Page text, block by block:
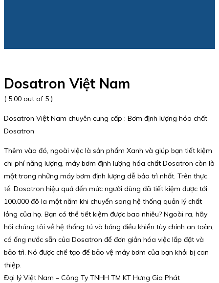
Dosatron Việt Nam
( 5.00 out of 5 )
Dosatron Việt Nam chuyên cung cấp : Bơm định lượng hóa chất
Dosatron
Thêm vào đó, ngoài việc là sản phẩm Xanh và giúp bạn tiết kiệm
chi phí năng lượng, máy bơm định lượng hóa chất Dosatron còn là
một trong những máy bơm định lượng dễ bảo trì nhất. Trên thực
tế, Dosatron hiệu quả đến mức người dùng đã tiết kiệm được tới
100.000 đô la một năm khi chuyển sang hệ thống quản lý chất
lỏng của họ. Bạn có thể tiết kiệm được bao nhiêu? Ngoài ra, hãy
hỏi chúng tôi về hệ thống tủ và bảng điều khiển tùy chỉnh an toàn,
có ống nước sẵn của Dosatron để đơn giản hóa việc lắp đặt và
bảo trì. Nó được chế tạo để bảo vệ máy bơm của bạn khỏi bị can
thiệp.
Đại lý Việt Nam – Công Ty TNHH TM KT Hưng Gia Phát